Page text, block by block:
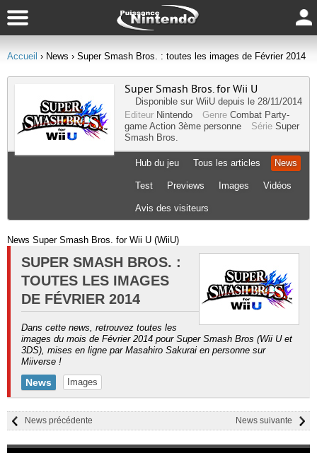
Accueil › News › Super Smash Bros. : toutes les images de Février 2014
Super Smash Bros. for Wii U
Disponible sur WiiU depuis le 28/11/2014
Editeur Nintendo Genre Combat Party-
game Action 3ème personne Série Super
Smash Bros.
Hub du jeu Tous les articles News
Test Previews Images Vidéos
Avis des visiteurs
News Super Smash Bros. for Wii U (WiiU)
SUPER SMASH BROS. :
TOUTES LES IMAGES
DE FÉVRIER 2014
Dans cette news, retrouvez toutes les
images du mois de Février 2014 pour Super Smash Bros (Wii U et
3DS), mises en ligne par Masahiro Sakurai en personne sur
Miiverse !
News Images
News suivante
News précédente